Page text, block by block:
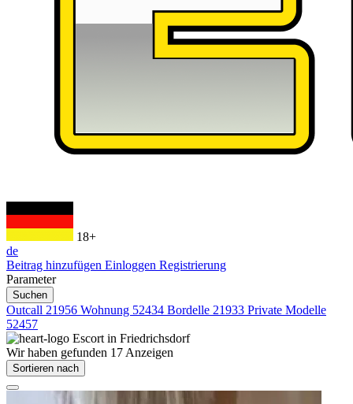
18+
de
Beitrag hinzufügen Einloggen Registrierung
Parameter
Suchen
Outcall 21956 Wohnung 52434 Bordelle 21933 Private Modelle
52457
Escort in Friedrichsdorf
Wir haben gefunden 17 Anzeigen
Sortieren nach